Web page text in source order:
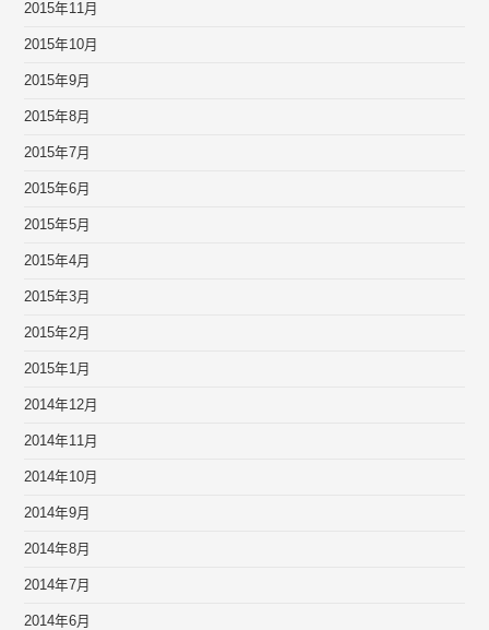
2015年11月
2015年10月
2015年9月
2015年8月
2015年7月
2015年6月
2015年5月
2015年4月
2015年3月
2015年2月
2015年1月
2014年12月
2014年11月
2014年10月
2014年9月
2014年8月
2014年7月
2014年6月